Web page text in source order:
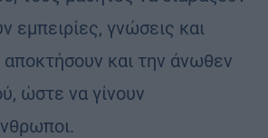
εμπειρίες, γνώσεις και
και την άνωθεν
ώστε να γίνουν